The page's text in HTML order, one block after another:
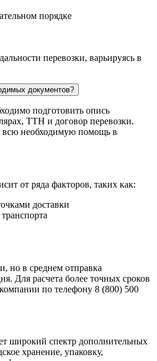
порядке
перевозки, варьируясь в
документов?
подготовить опись
ТТН и договор перевозки.
необходимую помощь в
от ряда факторов, таких как:
доставки
но в среднем отправка
Для расчета более точных сроков
по телефону 8 (800) 500
широкий спектр дополнительных
хранение, упаковку,